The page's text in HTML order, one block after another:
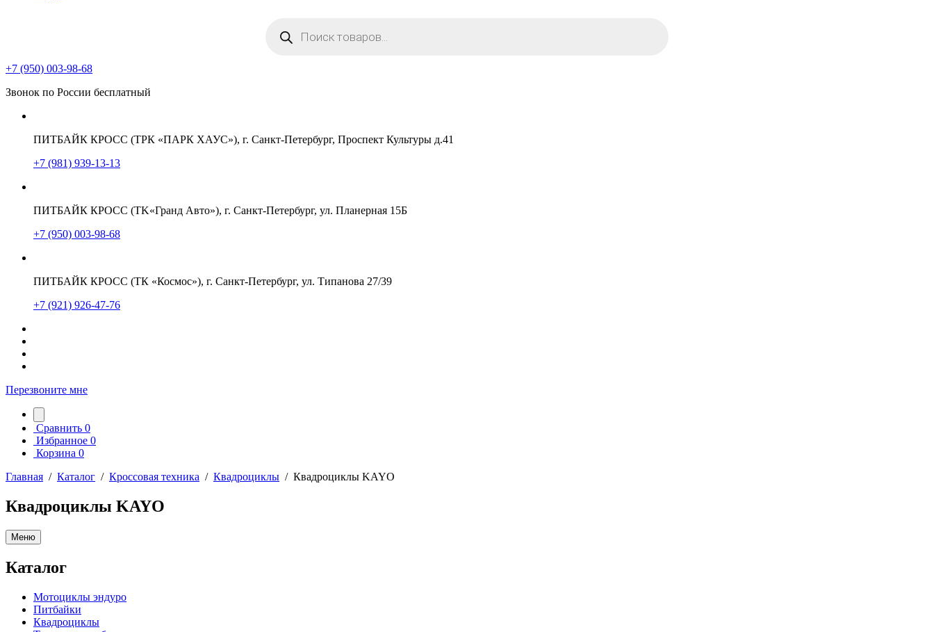
товаров
+7 (950) 003-98-68
Звонок по России бесплатный
ПИТБАЙК КРОСС (ТРК «ПАРК ХАУС»), г. Санкт-Петербург, Проспект Культуры д.41
+7 (981) 939-13-13
ПИТБАЙК КРОСС (TK«Гранд Авто»), г. Санкт-Петербург, ул. Планерная 15Б
+7 (950) 003-98-68
ПИТБАЙК КРОСС (ТК «Космос»), г. Санкт-Петербург, ул. Типанова 27/39
+7 (921) 926-47-76
Перезвоните мне
Сравнить 0
Избранное 0
Корзина 0
Главная / Каталог / Кроссовая техника / Квадроциклы / Квадроциклы KAYO
Квадроциклы KAYO
Меню
Каталог
Мотоциклы эндуро
Питбайки
Квадроциклы